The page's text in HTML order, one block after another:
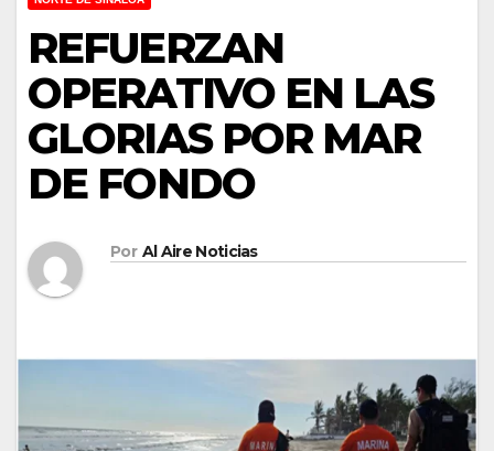
REFUERZAN
OPERATIVO EN LAS
GLORIAS POR MAR
DE FONDO
Por Al Aire Noticias